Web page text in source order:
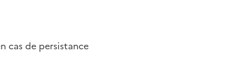
cas de persistance